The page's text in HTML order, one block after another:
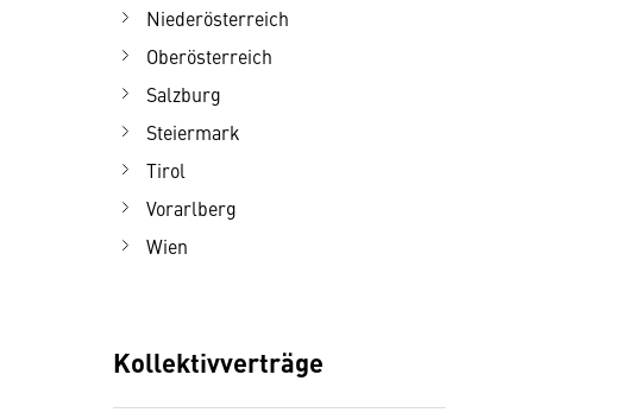
Niederösterreich
Oberösterreich
Salzburg
Steiermark
Tirol
Vorarlberg
Wien
Kollektivverträge